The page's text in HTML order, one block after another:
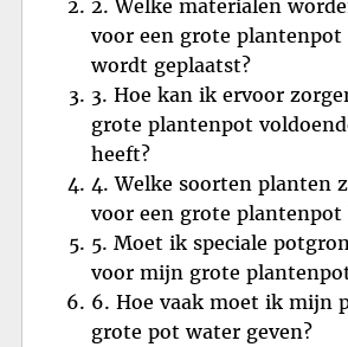
2. Welke materialen
voor een grote plantenpot
wordt geplaatst?
3. Hoe kan ik ervoor
grote plantenpot
heeft?
4. Welke soorten planten
voor een grote plantenpot
5. Moet ik speciale
voor mijn grote
6. Hoe vaak moet ik mijn
grote pot water geven?